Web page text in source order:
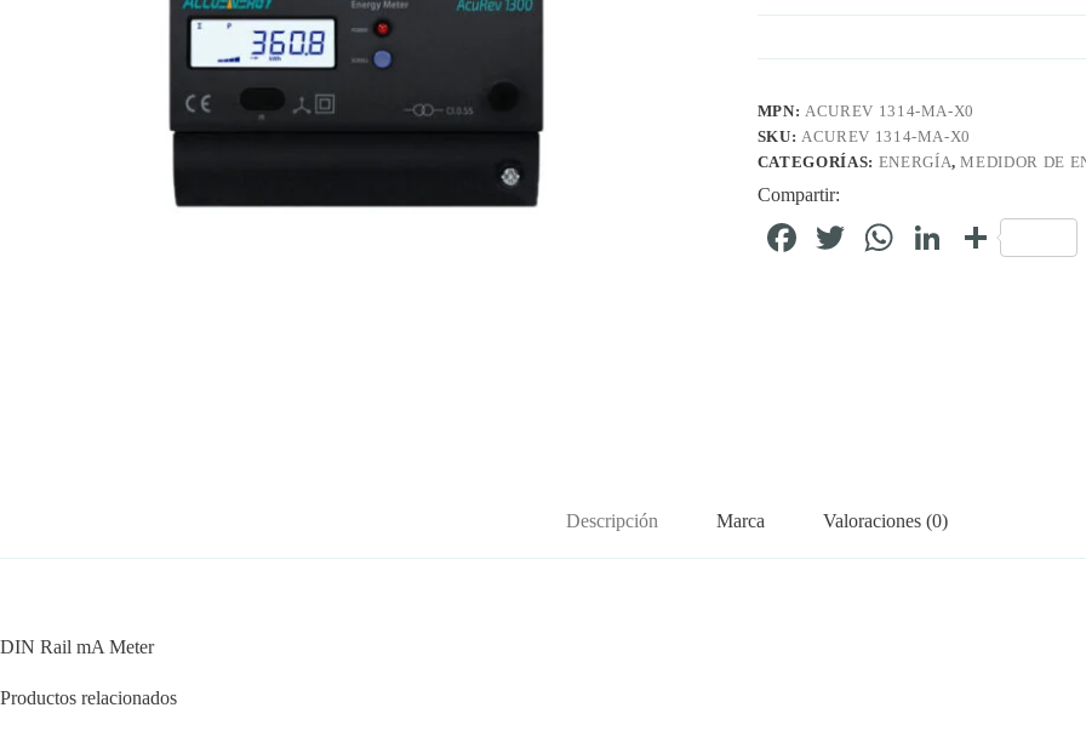
MPN:ACUREV 1314-MA-X0
SKU:ACUREV 1314-MA-X0
CATEGORÍAS: ENERGÍA,MEDIDOR DE
Compartir:
Fa T
W
Li C
Descripción Marca Valoraciones (0)
DIN Rail mA Meter
Productos relacionados